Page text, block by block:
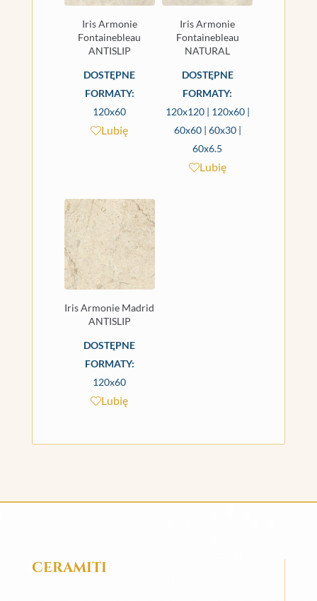
Iris Armonie
Fontainebleau
ANTISLIP
DOSTĘPNE
FORMATY:
120x60
Lubię
Iris Armonie
Fontainebleau
NATURAL
DOSTĘPNE
FORMATY:
120x120 | 120x60 |
60x60 | 60x30 |
60x6.5
Lubię
Iris Armonie Madrid
ANTISLIP
DOSTĘPNE
FORMATY:
120x60
Lubię
CERAMITI